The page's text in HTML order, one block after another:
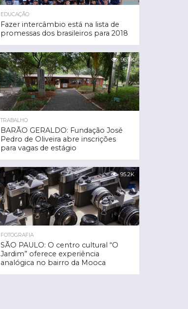
EDUCAÇÃO
Fazer intercâmbio está na lista de
promessas dos brasileiros para 2018
96.3K
TRABALHO
BARÃO GERALDO: Fundação José
Pedro de Oliveira abre inscrições
para vagas de estágio
95.2K
FOTOGRAFIA
SÃO PAULO: O centro cultural “O
Jardim” oferece experiência
analógica no bairro da Mooca